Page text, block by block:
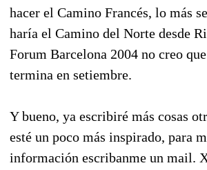
hacer el Camino Francés, lo más
haría el Camino del Norte desde
Forum Barcelona 2004 no creo
termina en setiembre.
Y bueno, ya escribiré más cosas
esté un poco más inspirado, para
información escribanme un mail.